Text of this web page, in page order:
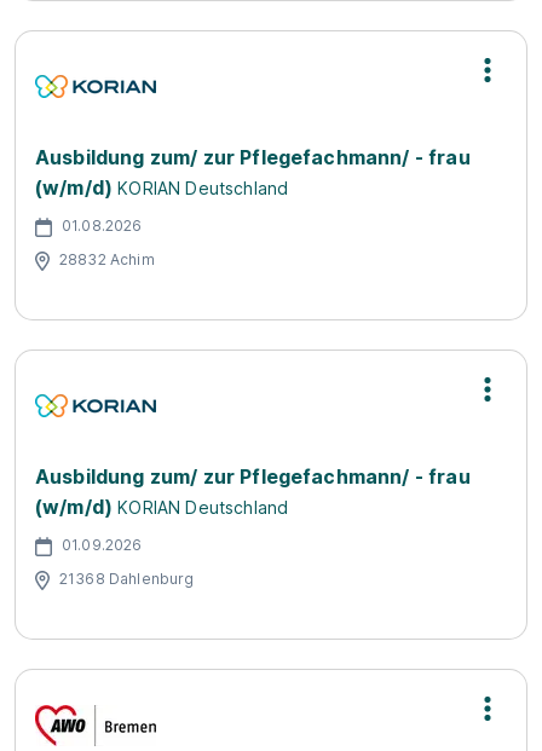
Ausbildung zum/ zur Pflegefachmann/ - frau
(w/m/d) KORIAN Deutschland
01.08.2026
28832 Achim
Ausbildung zum/ zur Pflegefachmann/ - frau
(w/m/d) KORIAN Deutschland
01.09.2026
21368 Dahlenburg